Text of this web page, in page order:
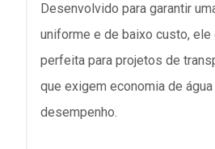
Desenvolvido para garantir
uniforme e de baixo custo, ele
perfeita para projetos de
que exigem economia de
desempenho.